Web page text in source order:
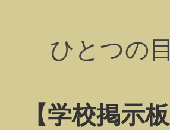
ひとつの
【学校掲示板